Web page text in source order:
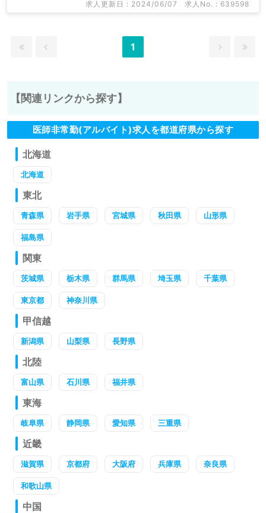
求人更新日 : 2024/06/07 求人No. : 639598
1
【関連リンクから探す】
医師非常勤(アルバイト)求人を都道府県から探す
北海道
北海道
東北
青森県 岩手県 宮城県 秋田県 山形県
福島県
関東
茨城県 栃木県 群馬県 埼玉県 千葉県
東京都 神奈川県
甲信越
新潟県 山梨県 長野県
北陸
富山県 石川県 福井県
東海
岐阜県 静岡県 愛知県 三重県
近畿
滋賀県 京都府 大阪府 兵庫県 奈良県
和歌山県
中国